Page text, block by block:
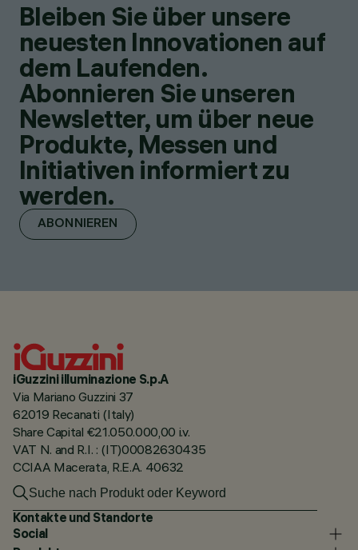
Bleiben Sie über unsere
neuesten Innovationen auf
dem Laufenden.
Abonnieren Sie unseren
Newsletter, um über neue
Produkte, Messen und
Initiativen informiert zu
werden.
ABONNIEREN
iGuzzini illuminazione S.p.A
Via Mariano Guzzini 37
62019 Recanati (Italy)
Share Capital €21.050.000,00 i.v.
VAT N. and R.I. : (IT)00082630435
CCIAA Macerata, R.E.A. 40632
Kontakte und Standorte
Social